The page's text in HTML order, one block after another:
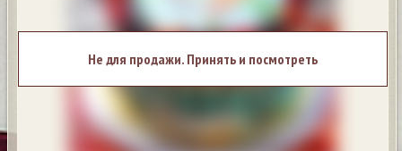
Не для продажи. Принять и посмотреть